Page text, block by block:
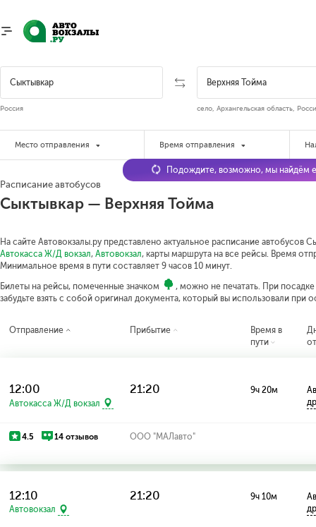
Россия село, Архангельская область,
Место отправления Время отправления
Расписание автобусов
Сыктывкар — Верхняя Тойма
На сайте Автовокзалы.ру представлено актуальное расписание автобусов
Автокасса Ж/Д вокзал, Автовокзал, карты маршрута на все рейсы. Время
Минимальное время в пути составляет 9 часов 10 минут.
Билеты на рейсы, помеченные значком
, можно не печатать. При
забудьте взять с собой оригинал документа, который вы использовали при
Подождите, возможно, мы найдём
Отправление Прибытие
Время в
пути
12:00
Автокасса Ж/Д вокзал
21:20 9ч 20м
4.5 14 отзывов ООО "МАЛавто"
12:10
Автовокзал
21:20 9ч 10м